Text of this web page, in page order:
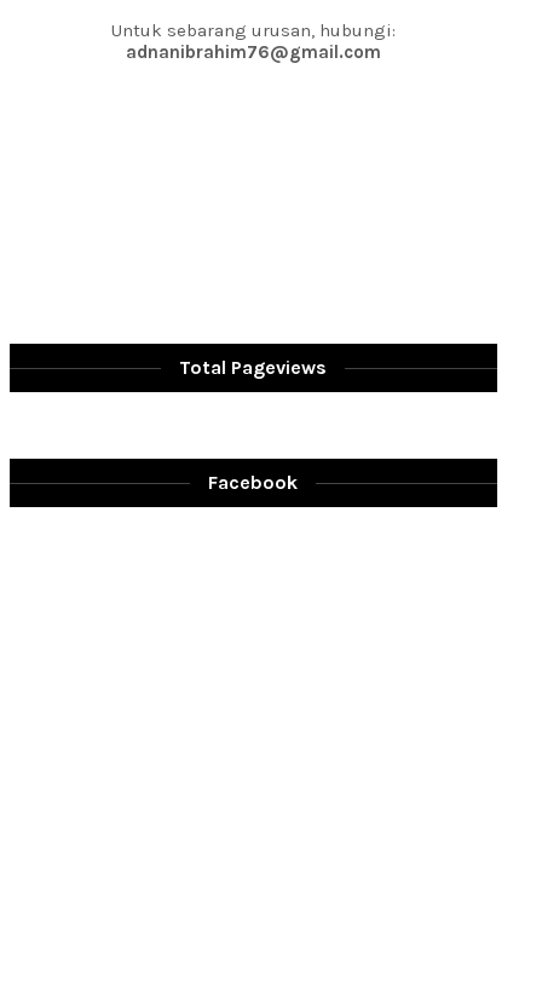
Untuk sebarang urusan, hubungi:
adnanibrahim76@gmail.com
Total Pageviews
Facebook